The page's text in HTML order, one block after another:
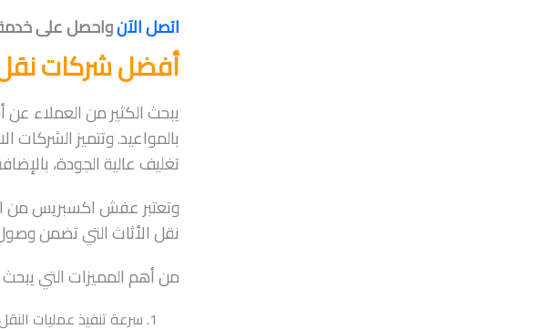
اتصل الآنواحصل على
أفضل شركات
يبحث الكثير من العملاء
بالمواعيد. وتتميز الشركات
تغليف عالية الجودة،
وتعتبر عفش اكسبريس من
نقل الأثاث التي تضمن
من أهم المميزات التي
سرعة تنفيذ عمليات